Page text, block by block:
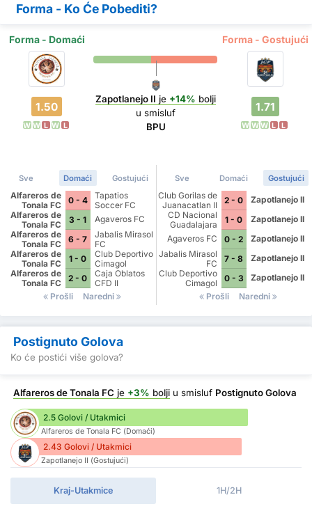
Forma - Ko Će Pobediti?
Forma - Domaći Forma - Gostujući
1.50
W W L W L
Zapotlanejo II je +14% bolji
u smisluf
BPU
1.71
W W W L L
Sve Domaći Gostujući
Alfareros de
Tonala FC
0 - 4
Tapatios
Soccer FC
Alfareros de
Tonala FC
3 - 1
Agaveros FC
Alfareros de
Tonala FC
6 - 7
Jabalis Mirasol
FC
Alfareros de
Tonala FC
1 - 0
Club Deportivo
Cimagol
Alfareros de
Tonala FC
2 - 0
Caja Oblatos
CFD II
Prošli
Naredni
Sve Domaći Gostujući
Club Gorilas de
Juanacatlan II
2 - 0
Zapotlanejo II
CD Nacional
Guadalajara
1 - 0
Zapotlanejo II
Agaveros FC
0 - 2
Zapotlanejo II
Jabalis Mirasol
FC
7 - 8
Zapotlanejo II
Club Deportivo
Cimagol
0 - 3
Zapotlanejo II
Prošli
Naredni
Postignuto Golova
Ko će postići više golova?
Alfareros de Tonala FC je +3% bolji u smisluf Postignuto Golova
2.5 Golovi / Utakmici
Alfareros de Tonala FC (Domaći)
2.43 Golovi / Utakmici
Zapotlanejo II (Gostujući)
Kraj-Utakmice 1H/2H